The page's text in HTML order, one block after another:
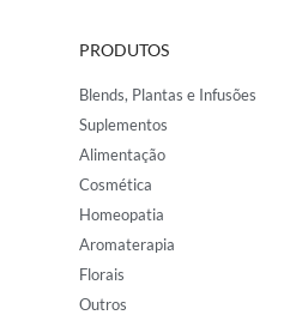
PRODUTOS
Blends, Plantas e Infusões
Suplementos
Alimentação
Cosmética
Homeopatia
Aromaterapia
Florais
Outros